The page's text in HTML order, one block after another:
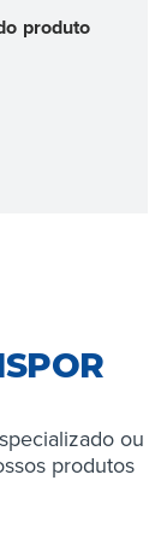
produto
ou
produtos